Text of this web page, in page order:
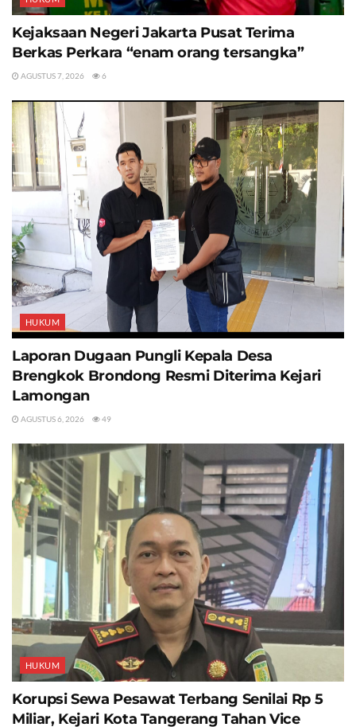
Kejaksaan Negeri Jakarta Pusat Terima
Berkas Perkara “enam orang tersangka”
AGUSTUS 7, 2026 6
HUKUM
Laporan Dugaan Pungli Kepala Desa
Brengkok Brondong Resmi Diterima Kejari
Lamongan
AGUSTUS 6, 2026 49
HUKUM
Korupsi Sewa Pesawat Terbang Senilai Rp 5
Miliar, Kejari Kota Tangerang Tahan Vice